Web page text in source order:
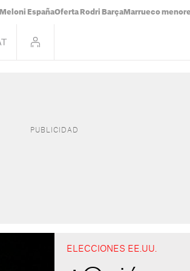
Meloni EspañaOferta Rodri Barça Marrueco
ELECCIONES EE.UU.